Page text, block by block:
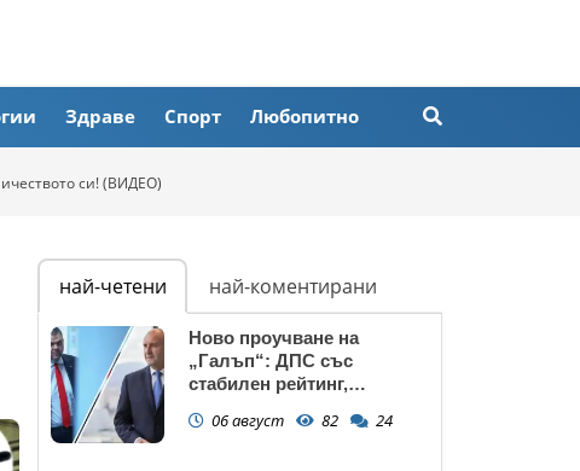
Здраве Спорт Любопитно
си! (ВИДЕО)
най-четени най-коментирани
Ново проучване на
„Галъп“: ДПС със
стабилен рейтинг,
запазва
06 август 82 24